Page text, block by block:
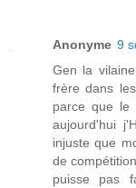
Anonyme 9
Gen la
frère dans
parce que le
aujourd'hui
injuste que
de
puisse pas